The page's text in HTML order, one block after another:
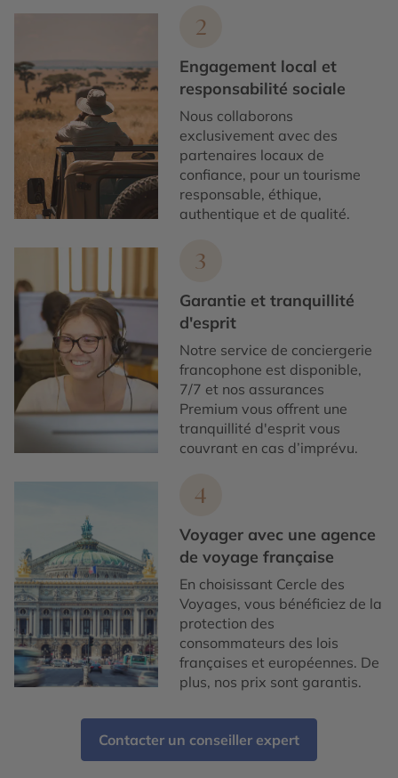
2
Engagement local et
responsabilité sociale
Nous collaborons
exclusivement avec des
partenaires locaux de
confiance, pour un tourisme
responsable, éthique,
authentique et de qualité.
3
Garantie et tranquillité
d'esprit
Notre service de conciergerie
francophone est disponible,
7/7 et nos assurances
Premium vous offrent une
tranquillité d'esprit vous
couvrant en cas d’imprévu.
4
Voyager avec une agence
de voyage française
En choisissant Cercle des
Voyages, vous bénéficiez de la
protection des
consommateurs des lois
françaises et européennes. De
plus, nos prix sont garantis.
Contacter un conseiller expert